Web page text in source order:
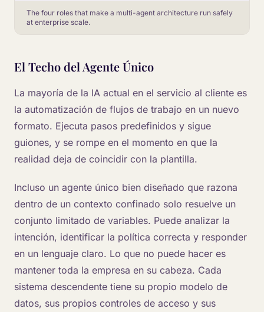
The four roles that make a multi-agent architecture run safely
at enterprise scale.
El Techo del Agente Único
La mayoría de la IA actual en el servicio al cliente es
la automatización de flujos de trabajo en un nuevo
formato. Ejecuta pasos predefinidos y sigue
guiones, y se rompe en el momento en que la
realidad deja de coincidir con la plantilla.
Incluso un agente único bien diseñado que razona
dentro de un contexto confinado solo resuelve un
conjunto limitado de variables. Puede analizar la
intención, identificar la política correcta y responder
en un lenguaje claro. Lo que no puede hacer es
mantener toda la empresa en su cabeza. Cada
sistema descendente tiene su propio modelo de
datos, sus propios controles de acceso y sus